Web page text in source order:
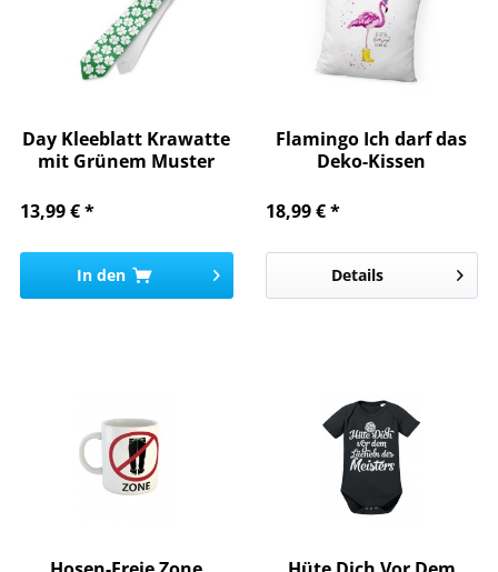
Day Kleeblatt Krawatte
mit Grünem Muster
13,99 € *
In den
Flamingo Ich darf das
Deko-Kissen
18,99 € *
Details